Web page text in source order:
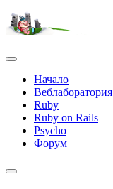
Начало
Веблаборатория
Ruby
Ruby on Rails
Psycho
Форум